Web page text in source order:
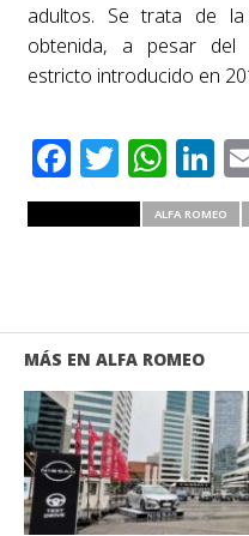
adultos. Se trata de
obtenida, a pesar del
estricto introducido en
Facebook
ALFA ROMEO
MÁS EN ALFA ROMEO